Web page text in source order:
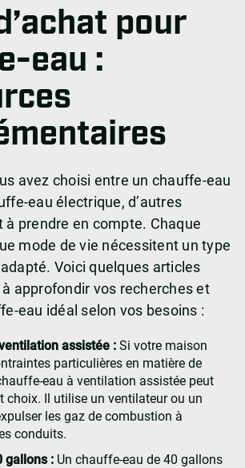
pour
eau :
avez choisi entre un chauffe-eau
eau électrique, d’autres
prendre en compte. Chaque
mode de vie nécessitent un type
Voici quelques articles
approfondir vos recherches et
eau idéal selon vos besoins :
assistée : Si votre maison
particulières en matière de
eau à ventilation assistée peut
choix. Il utilise un ventilateur ou un
les gaz de combustion à
conduits.
gallons : Un chauffe-eau de 40 gallons